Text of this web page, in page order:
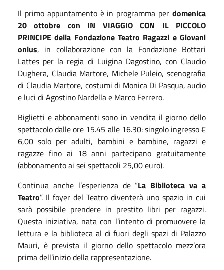
Il primo appuntamento è in programma per domenica
20 ottobre con IN VIAGGIO CON IL PICCOLO
PRINCIPE della Fondazione Teatro Ragazzi e Giovani
onlus, in collaborazione con la Fondazione Bottari
Lattes per la regia di Luigina Dagostino, con Claudio
Dughera, Claudia Martore, Michele Puleio, scenografia
di Claudia Martore, costumi di Monica Di Pasqua, audio
e luci di Agostino Nardella e Marco Ferrero.
Biglietti e abbonamenti sono in vendita il giorno dello
spettacolo dalle ore 15.45 alle 16.30: singolo ingresso €
6,00 solo per adulti, bambini e bambine, ragazzi e
ragazze fino ai 18 anni partecipano gratuitamente
(abbonamento ai sei spettacoli 25,00 euro).
Continua anche l’esperienza de “La Biblioteca va a
Teatro”. Il foyer del Teatro diventerà uno spazio in cui
sarà possibile prendere in prestito libri per ragazzi.
Questa iniziativa, nata con l’intento di promuovere la
lettura e la biblioteca al di fuori degli spazi di Palazzo
Mauri, è prevista il giorno dello spettacolo mezz’ora
prima dell’inizio della rappresentazione.